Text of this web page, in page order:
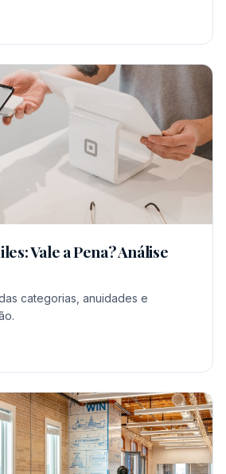
Vale a Pena? Análise
categorias, anuidades e